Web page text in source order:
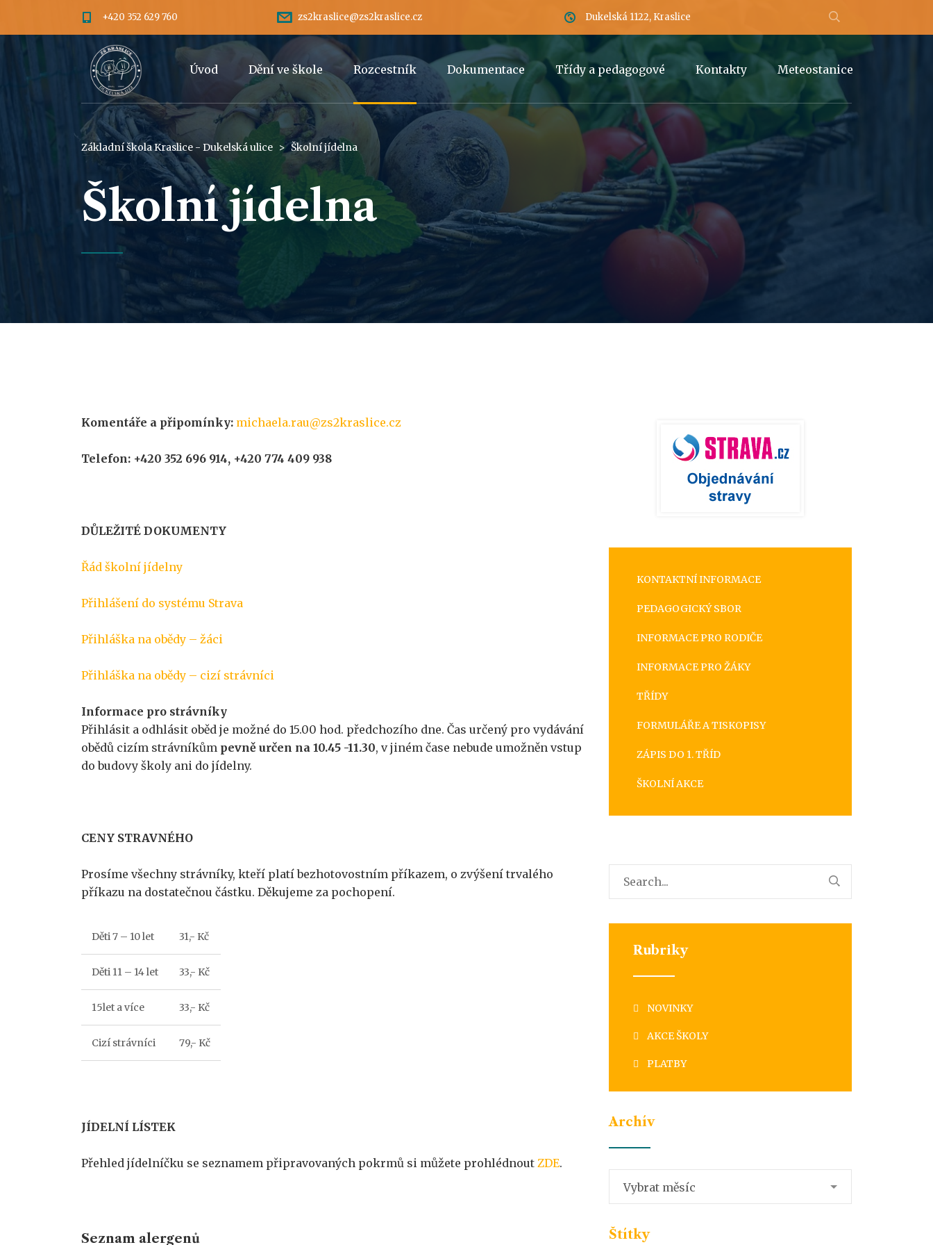
+420 352 629 760 zs2kraslice@zs2kraslice.cz Dukelská 1122, Kraslice
Úvod Dění ve škole Rozcestník Dokumentace Třídy a pedagogové Kontakty Meteostanice
Základní škola Kraslice - Dukelská ulice > Školní jídelna
Školní jídelna
Komentáře a připomínky: michaela.rau@zs2kraslice.cz
Telefon: +420 352 696 914, +420 774 409 938
DŮLEŽITÉ DOKUMENTY
Řád školní jídelny
Přihlášení do systému Strava
Přihláška na obědy – žáci
Přihláška na obědy – cizí strávníci
Informace pro strávníky
Přihlásit a odhlásit oběd je možné do 15.00 hod. předchozího dne. Čas určený pro vydávání
obědů cizím strávníkům pevně určen na 10.45 -11.30, v jiném čase nebude umožněn vstup
do budovy školy ani do jídelny.
CENY STRAVNÉHO
Prosíme všechny strávníky, kteří platí bezhotovostním příkazem, o zvýšení trvalého
příkazu na dostatečnou částku. Děkujeme za pochopení.
Děti 7 – 10 let 31,- Kč
Děti 11 – 14 let 33,- Kč
15let a více 33,- Kč
Cizí strávníci 79,- Kč
JÍDELNÍ LÍSTEK
Přehled jídelníčku se seznamem připravovaných pokrmů si můžete prohlédnout ZDE.
Seznam alergenů
KONTAKTNÍ INFORMACE
PEDAGOGICKÝ SBOR
INFORMACE PRO RODIČE
INFORMACE PRO ŽÁKY
TŘÍDY
FORMULÁŘE A TISKOPISY
ZÁPIS DO 1. TŘÍD
ŠKOLNÍ AKCE
Rubriky
NOVINKY
AKCE ŠKOLY
PLATBY
Archív
Vybrat měsíc
Štítky